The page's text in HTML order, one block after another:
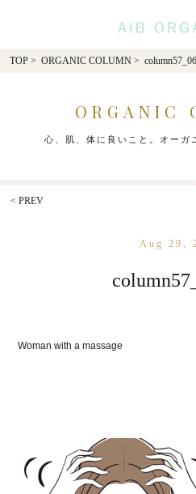
TOP> ORGANIC COLUMN>
ORGANIC
心、肌、体に良いこと。オーガ
< PREV
Aug 29,
Woman with a massage